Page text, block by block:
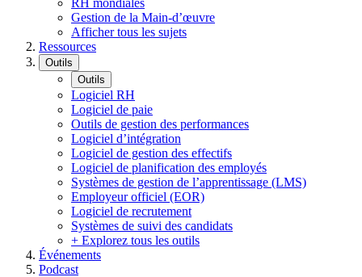
RH mondiales
Gestion de la Main-d’œuvre
Afficher tous les sujets
Ressources
Outils
Outils
Logiciel RH
Logiciel de paie
Outils de gestion des performances
Logiciel d’intégration
Logiciel de gestion des effectifs
Logiciel de planification des employés
Systèmes de gestion de l’apprentissage (LMS)
Employeur officiel (EOR)
Logiciel de recrutement
Systèmes de suivi des candidats
+ Explorez tous les outils
Événements
Podcast